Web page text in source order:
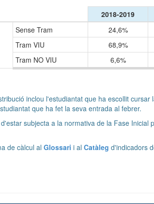
2018-2019
Sense Tram 24,6%
Tram VIU
68,9%
Tram NO VIU
6,6%
inclou l'estudiantat que ha escollit
que ha fet la seva entrada al febrer.
subjecta a la normativa de la Fase
de càlcul al Glossari i al Catàleg d'indicadors